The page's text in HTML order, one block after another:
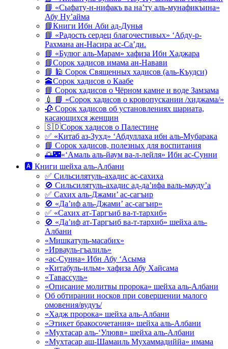
📘 «Сыфату-н-нифакъ ва на’ту аль-мунафикъина»
Абу Ну’айма
📘Книги Ибн Аби ад-Дунья
📘 «Радость сердец благочестивых» ‘Абду-р-
Рахмана ан-Насира ас-Са’ди.
📘 «Булюг аль-Марам» хафиза Ибн Хаджара
📘Сорок хадисов имама ан-Навави
📘 🕌 Сорок Священных хадисов (аль-Къудси)
🕋Сорок хадисов о Каабе
📘 Сорок хадисов о Чёрном камне и воде Замзама
💉 📘 «Сорок хадисов о кровопускании /хиджама/»
🥀 Сорок хадисов об установлениях шариата,
касающихся женщин
🇸🇩Сорок хадисов о Палестине
✅ «Китаб аз-Зухд» ‘Абдуллаха ибн аль-Мубарака
📘 Сорок хадисов, полезных для воспитания
🌅🌃«‘Амаль аль-йаум ва-л-лейля» Ибн ас-Сунни
🅰 Книги шейха аль-Албани
✅ Сильсилятуль-ахадис ас-сахиха
🚫 Сильсилятуль-ахадис ад-да’ифа валь-мауду’а
✅ Сахих аль-Джами’ ас-сагъир
🚫 «Да’иф аль-Джами’ ас-сагъир»
✅ «Сахих ат-Таргъиб ва-т-тархиб»
🚫 «Да’иф ат-Таргъиб ва-т-тархиб» шейха аль-
Албани
«Мишкатуль-масабих»
«Ирвауль-гъалиль»
«ас-Сунна» Ибн Абу ‘Асыма
«Китабуль-ильм» хафиза Абу Хайсама
«Тавассуль»
«Описание молитвы пророка» шейха аль-Албани
Об обтирании носков при совершении малого
омовения/вудуъ/
«Хадж пророка» шейха аль-Албани
«Этикет бракосочетания» шейха аль-Албани
«Мухтасар аль-‘Улювв» шейха аль-Албани
«Мухтасар аш-Шамаиль Мухаммадиййа» имама